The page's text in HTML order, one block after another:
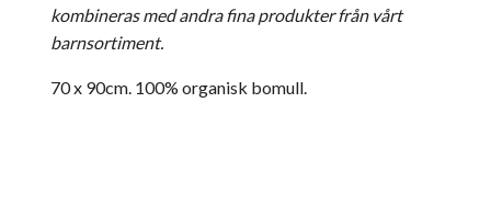
kombineras med andra fina produkter från vårt
barnsortiment.
70 x 90cm. 100% organisk bomull.